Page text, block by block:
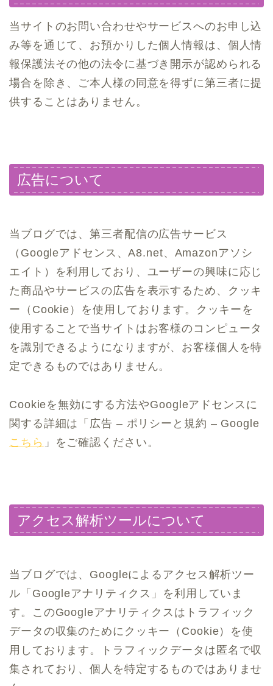
当サイトのお問い合わせやサービスへのお申し込
み等を通じて、お預かりした個人情報は、個人情
報保護法その他の法令に基づき開示が認められる
場合を除き、ご本人様の同意を得ずに第三者に提
供することはありません。
広告について
当ブログでは、第三者配信の広告サービス
（Googleアドセンス、A8.net、Amazonアソシ
エイト）を利用しており、ユーザーの興味に応じ
た商品やサービスの広告を表示するため、クッキ
ー（Cookie）を使用しております。クッキーを
使用することで当サイトはお客様のコンピュータ
を識別できるようになりますが、お客様個人を特
定できるものではありません。
Cookieを無効にする方法やGoogleアドセンスに
関する詳細は「広告 – ポリシーと規約 – Google
こちら 」をご確認ください。
アクセス解析ツールについて
当ブログでは、Googleによるアクセス解析ツー
ル「Googleアナリティクス」を利用していま
す。このGoogleアナリティクスはトラフィック
データの収集のためにクッキー（Cookie）を使
用しております。トラフィックデータは匿名で収
集されており、個人を特定するものではありませ